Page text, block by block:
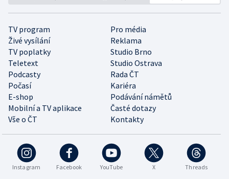
TV program
Pro média
Živé vysílání
Reklama
TV poplatky
Studio Brno
Teletext
Studio Ostrava
Podcasty
Rada ČT
Počasí
Kariéra
E-shop
Podávání námětů
Mobilní a TV aplikace
Časté dotazy
Vše o ČT
Kontakty
Instagram Facebook YouTube X Threads